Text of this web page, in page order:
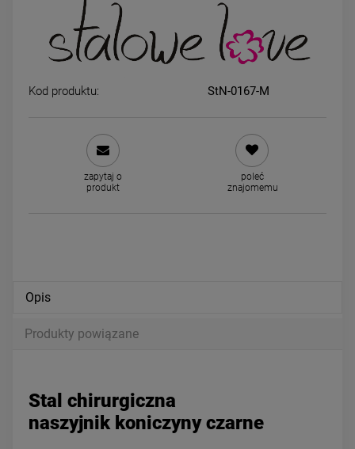
CHIRURGICZNA sznurek
kolorowe przywieszki serce
49,00 zł
żmijka okrągła bez
44,00 zł
Kod produktu: StN-0167-M
zapytaj o
produkt
poleć
znajomemu
Opis
Produkty powiązane
Stal chirurgiczna
naszyjnik koniczyny czarne